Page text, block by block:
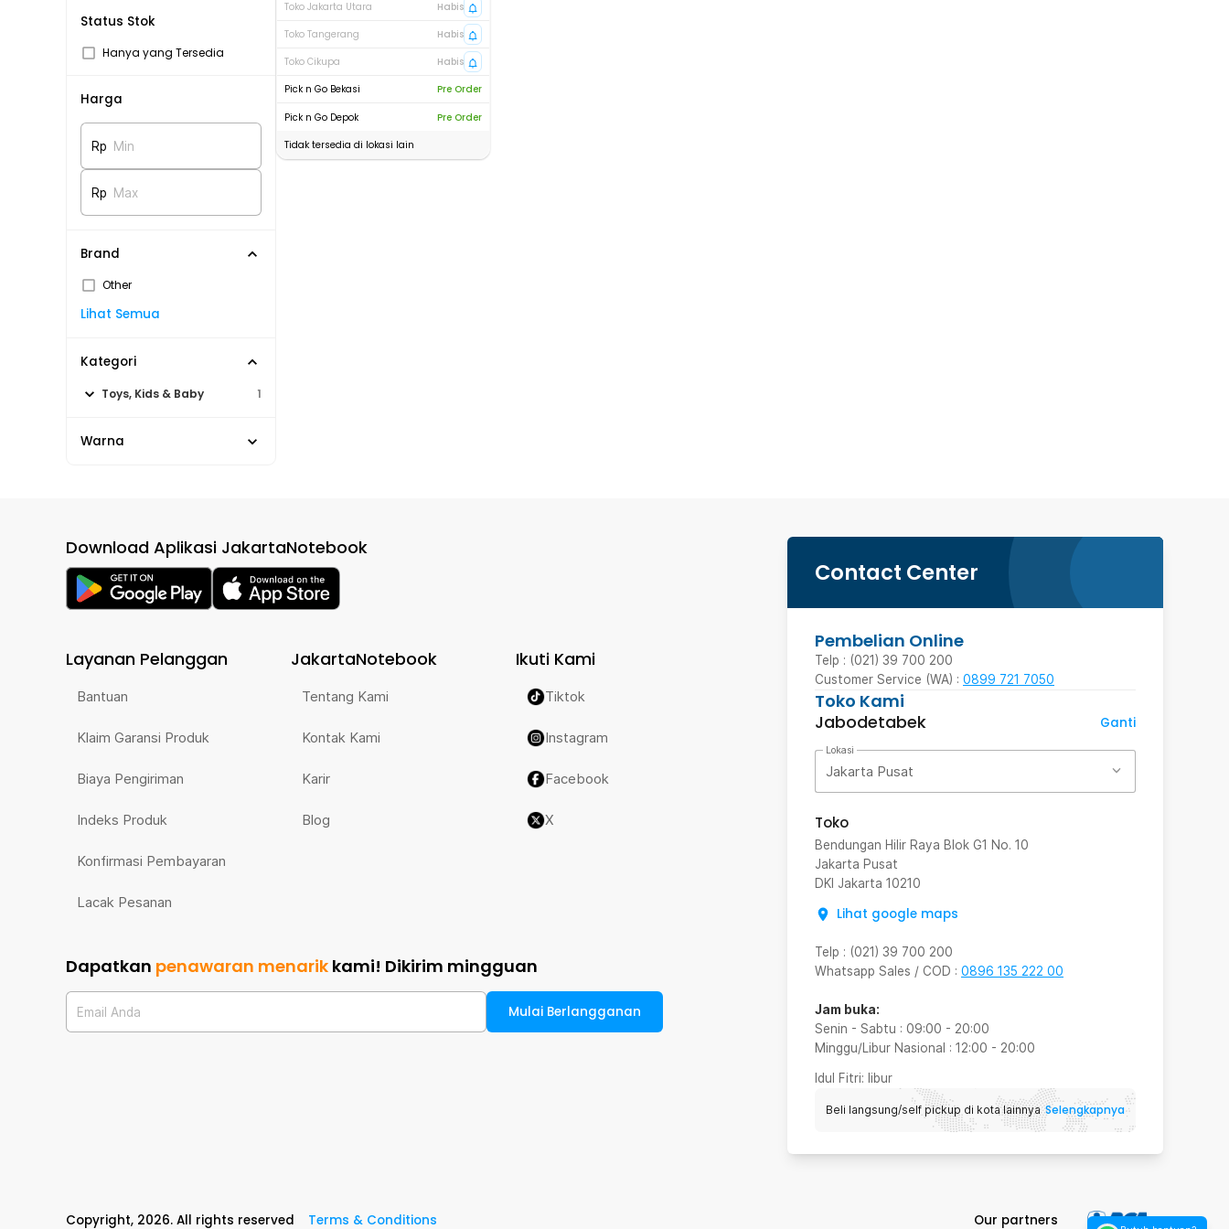
Status Stok
Hanya yang Tersedia
Harga
Rp Min
Rp Max
Brand
Other
Lihat Semua
Kategori
Toys, Kids & Baby 1
Warna
Toko Jakarta Utara
Habis
Toko Tangerang
Habis
Toko Cikupa
Habis
Pick n Go Bekasi
Pre Order
Pick n Go Depok
Pre Order
Tidak tersedia di lokasi lain
Contact Center
Pembelian Online
Telp : (021) 39 700 200
Customer Service (WA) : 0899 721 7050
Toko Kami
Jabodetabek
Ganti
Lokasi
Jakarta Pusat
Toko
Bendungan Hilir Raya Blok G1 No. 10
Jakarta Pusat
DKI Jakarta 10210
Lihat google maps
Telp : (021) 39 700 200
Whatsapp Sales / COD : 0896 135 222 00
Jam buka:
Senin - Sabtu : 09:00 - 20:00
Minggu/Libur Nasional : 12:00 - 20:00
Idul Fitri: libur
Beli langsung/self pickup di kota lainnya Selengkapnya
Download Aplikasi JakartaNotebook
Layanan Pelanggan
Bantuan
Klaim Garansi Produk
Biaya Pengiriman
Indeks Produk
Konfirmasi Pembayaran
Lacak Pesanan
JakartaNotebook
Tentang Kami
Kontak Kami
Karir
Blog
Ikuti Kami
Tiktok
Instagram
Facebook
X
Dapatkan penawaran menarik kami! Dikirim mingguan
Email Anda Mulai Berlangganan
Copyright, 2026. All rights reserved Terms & Conditions Our partners